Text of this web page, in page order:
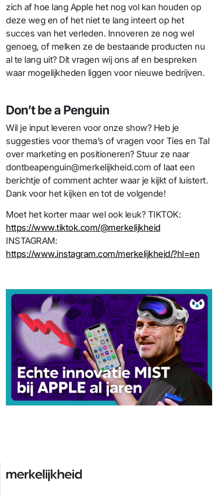
zich af hoe lang Apple het nog vol kan houden op
deze weg en of het niet te lang inteert op het
succes van het verleden. Innoveren ze nog wel
genoeg, of melken ze de bestaande producten nu
al te lang uit? Dit vragen wij ons af en bespreken
waar mogelijkheden liggen voor nieuwe bedrijven.
Don’t be a Penguin
Wil je input leveren voor onze show? Heb je
suggesties voor thema’s of vragen voor Ties en Tal
over marketing en positioneren? Stuur ze naar
dontbeapenguin@merkelijkheid.com of laat een
berichtje of comment achter waar je kijkt of luistert.
Dank voor het kijken en tot de volgende!
Moet het korter maar wel ook leuk? TIKTOK:
https://www.tiktok.com/@merkelijkheid
INSTAGRAM:
https://www.instagram.com/merkelijkheid/?hl=en